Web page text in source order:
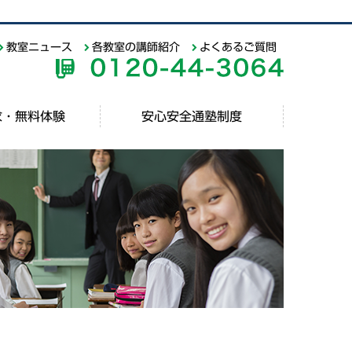
教室ニュース 各教室の講師紹介 よくあるご質問
無料体験 安心安全通塾制度